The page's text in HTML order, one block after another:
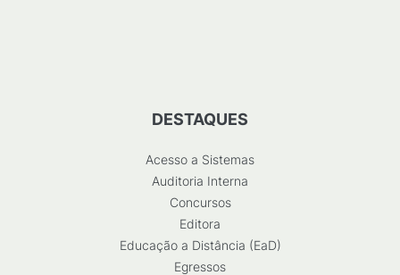
DESTAQUES
Acesso a Sistemas
Auditoria Interna
Concursos
Editora
Educação a Distância (EaD)
Egressos